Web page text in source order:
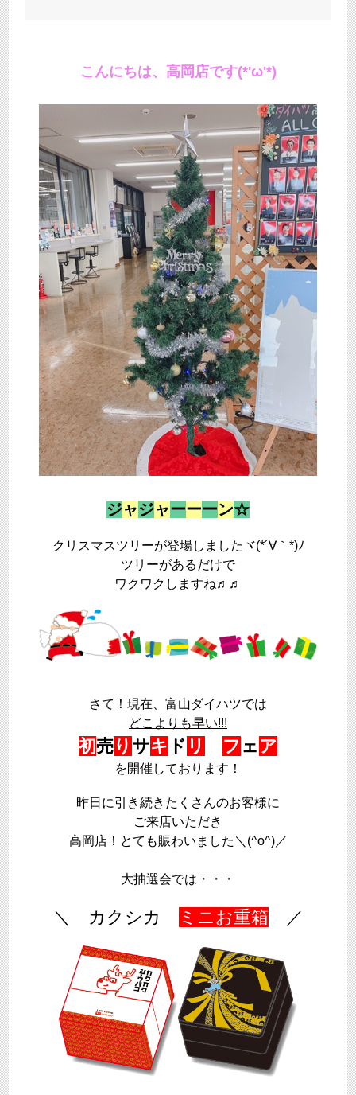
こんにちは、高岡店です(*'ω'*)
ジャジャーーーン☆
クリスマスツリーが登場しましたヾ(*´∀｀*)ﾉ
ツリーがあるだけで
ワクワクしますね♬♬
さて！現在、富山ダイハツでは
どこよりも早い!!!
初売り サキ ド リ フ ェ ア
を開催しております！
昨日に引き続きたくさんのお客様に
ご来店いただき
高岡店！とても賑わいました＼(^o^)／
大抽選会では・・・
＼ カクシカ ミニお重箱 ／